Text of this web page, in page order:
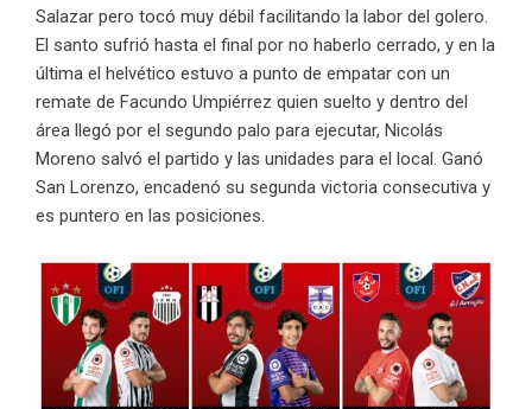
Salazar pero tocó muy débil facilitando la labor del golero.
El santo sufrió hasta el final por no haberlo cerrado, y en la
última el helvético estuvo a punto de empatar con un
remate de Facundo Umpiérrez quien suelto y dentro del
área llegó por el segundo palo para ejecutar, Nicolás
Moreno salvó el partido y las unidades para el local. Ganó
San Lorenzo, encadenó su segunda victoria consecutiva y
es puntero en las posiciones.